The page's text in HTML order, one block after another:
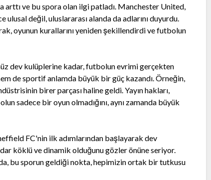
arttı ve bu spora olan ilgi patladı. Manchester United,
değil, uluslararası alanda da adlarını duyurdu.
oyunun kurallarını yeniden şekillendirdi ve futbolun
dev kulüplerine kadar, futbolun evrimi gerçekten
de sportif anlamda büyük bir güç kazandı. Örneğin,
birer parçası haline geldi. Yayın hakları,
sadece bir oyun olmadığını, aynı zamanda büyük
FC'nin ilk adımlarından başlayarak dev
köklü ve dinamik olduğunu gözler önüne seriyor.
bu sporun geldiği nokta, hepimizin ortak bir tutkusu